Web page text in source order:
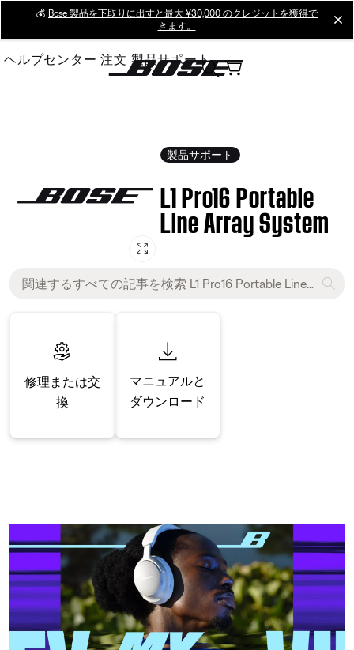
Main
💰 Bose 製品を下取りに出すと最大 ¥30,000 のクレジットを獲得で
きます。
ヘルプセンター 注文 製品サポート
製品サポート
L1 Pro16 Portable
Line Array System
修理または交
換
マニュアルと
ダウンロード